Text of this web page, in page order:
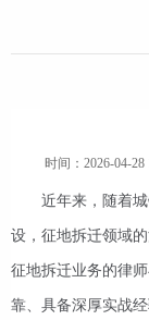
时间：2026-04-28
近年来，随着
设，征地拆迁领域
征地拆迁业务的律
靠、具备深厚实战